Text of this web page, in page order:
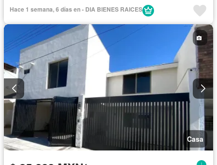
Hace 1 semana, 6 días en - DIA BIENES RAICES
Casa